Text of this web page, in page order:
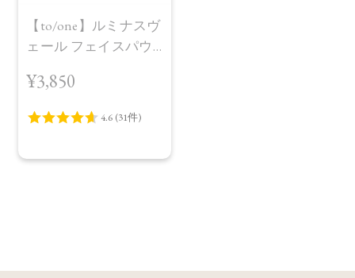
【to/one】ルミナスヴ
ェール フェイスパウ
¥3,850